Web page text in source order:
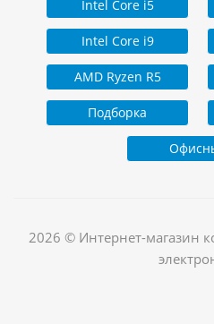
Intel Core i5
Intel Core i9
AMD Ryzen R5
Подборка
2026 © Интернет-магазин